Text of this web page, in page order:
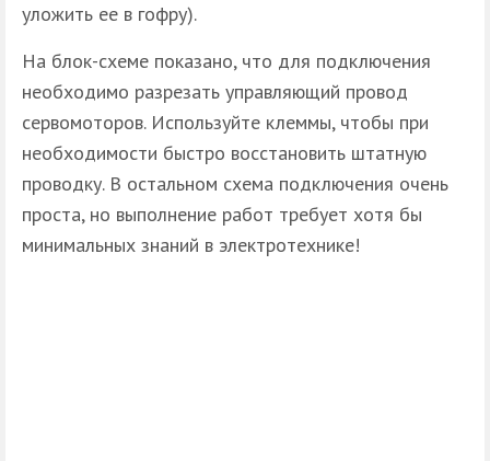
уложить ее в гофру).
На блок-схеме показано, что для подключения
необходимо разрезать управляющий провод
сервомоторов. Используйте клеммы, чтобы при
необходимости быстро восстановить штатную
проводку. В остальном схема подключения очень
проста, но выполнение работ требует хотя бы
минимальных знаний в электротехнике!